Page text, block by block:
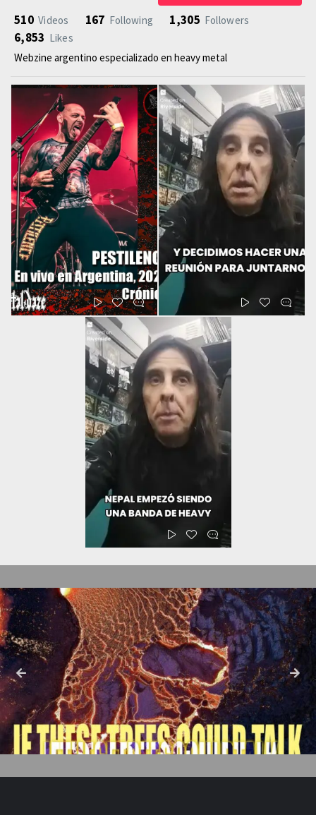
510 Videos 167 Following 1,305 Followers
6,853 Likes
Webzine argentino especializado en heavy metal